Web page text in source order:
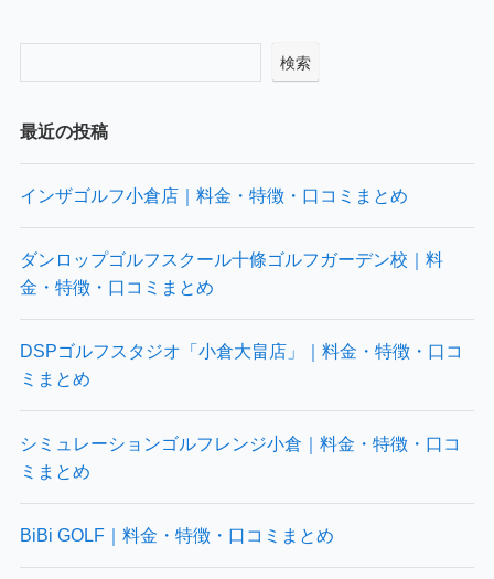
検索
最近の投稿
インザゴルフ小倉店｜料金・特徴・口コミまとめ
ダンロップゴルフスクール十條ゴルフガーデン校｜料
金・特徴・口コミまとめ
DSPゴルフスタジオ「小倉大畠店」｜料金・特徴・口コ
ミまとめ
シミュレーションゴルフレンジ小倉｜料金・特徴・口コ
ミまとめ
BiBi GOLF｜料金・特徴・口コミまとめ